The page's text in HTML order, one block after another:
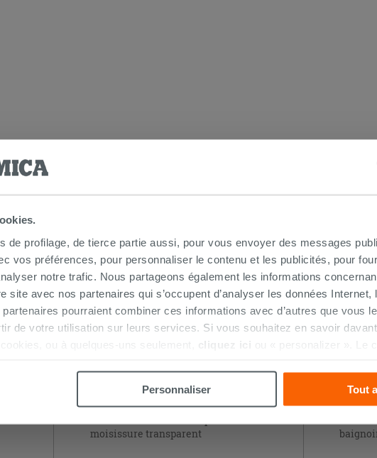
de profilage, de tierce partie aussi, pour vous envoyer des messages
vos préférences, pour personnaliser le contenu et les publicités, pour
notre trafic. Nous partageons également les informations
site avec nos partenaires qui s’occupent d’analyser les données Internet,
pourraient combiner ces informations avec d’autres que vous
de votre utilisation sur leurs services. Si vous souhaitez en savoir
ou à quelques-uns seulement,
cliquez ici ou « personalizer ». Le
Personnaliser
Tout
AUSSI…
moisissure transparent